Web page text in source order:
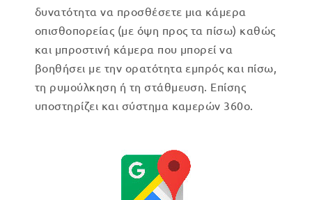
δυνατότητα να προσθέσετε μια κάμερα
οπισθοπορείας (με όψη προς τα πίσω) καθώς
και μπροστινή κάμερα που μπορεί να
βοηθήσει με την ορατότητα εμπρός και πίσω,
τη ρυμούλκηση ή τη στάθμευση. Επίσης
υποστηρίζει και σύστημα καμερών 360ο.